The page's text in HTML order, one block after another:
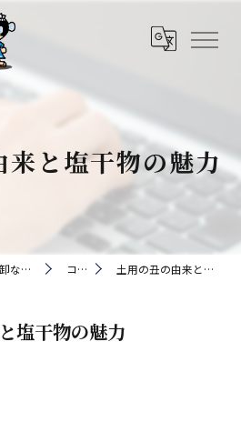
来と塩干物の魅力
愛知県名古屋の塩干物仲卸なら株式会社野田彦 コラム 土用の丑の由来と塩干物の魅力
塩干物の魅力